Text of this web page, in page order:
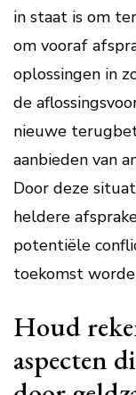
in staat is om
om vooraf
oplossingen in
de
nieuwe
aanbieden van
Door deze
heldere
potentiële
toekomst
Houd
aspecten